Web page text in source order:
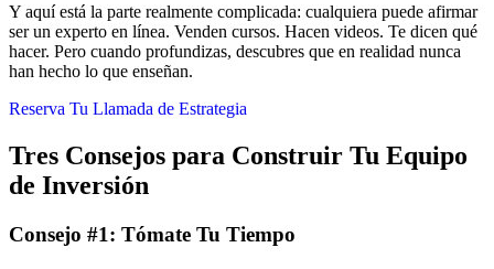
Y aquí está la parte realmente complicada: cualquiera puede afirmar
ser un experto en línea. Venden cursos. Hacen videos. Te dicen qué
hacer. Pero cuando profundizas, descubres que en realidad nunca
han hecho lo que enseñan.
Reserva Tu Llamada de Estrategia
Tres Consejos para Construir Tu Equipo
de Inversión
Consejo #1: Tómate Tu Tiempo